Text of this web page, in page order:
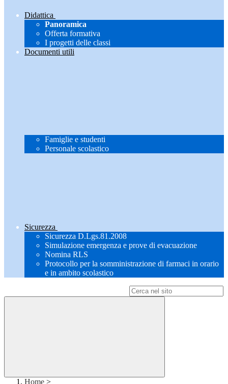
Didattica
Panoramica
Offerta formativa
I progetti delle classi
Documenti utili
Famiglie e studenti
Personale scolastico
Sicurezza
Sicurezza D.Lgs.81.2008
Simulazione emergenza e prove di evacuazione
Nomina RLS
Protocollo per la somministrazione di farmaci in orario
e in ambito scolastico
Home >